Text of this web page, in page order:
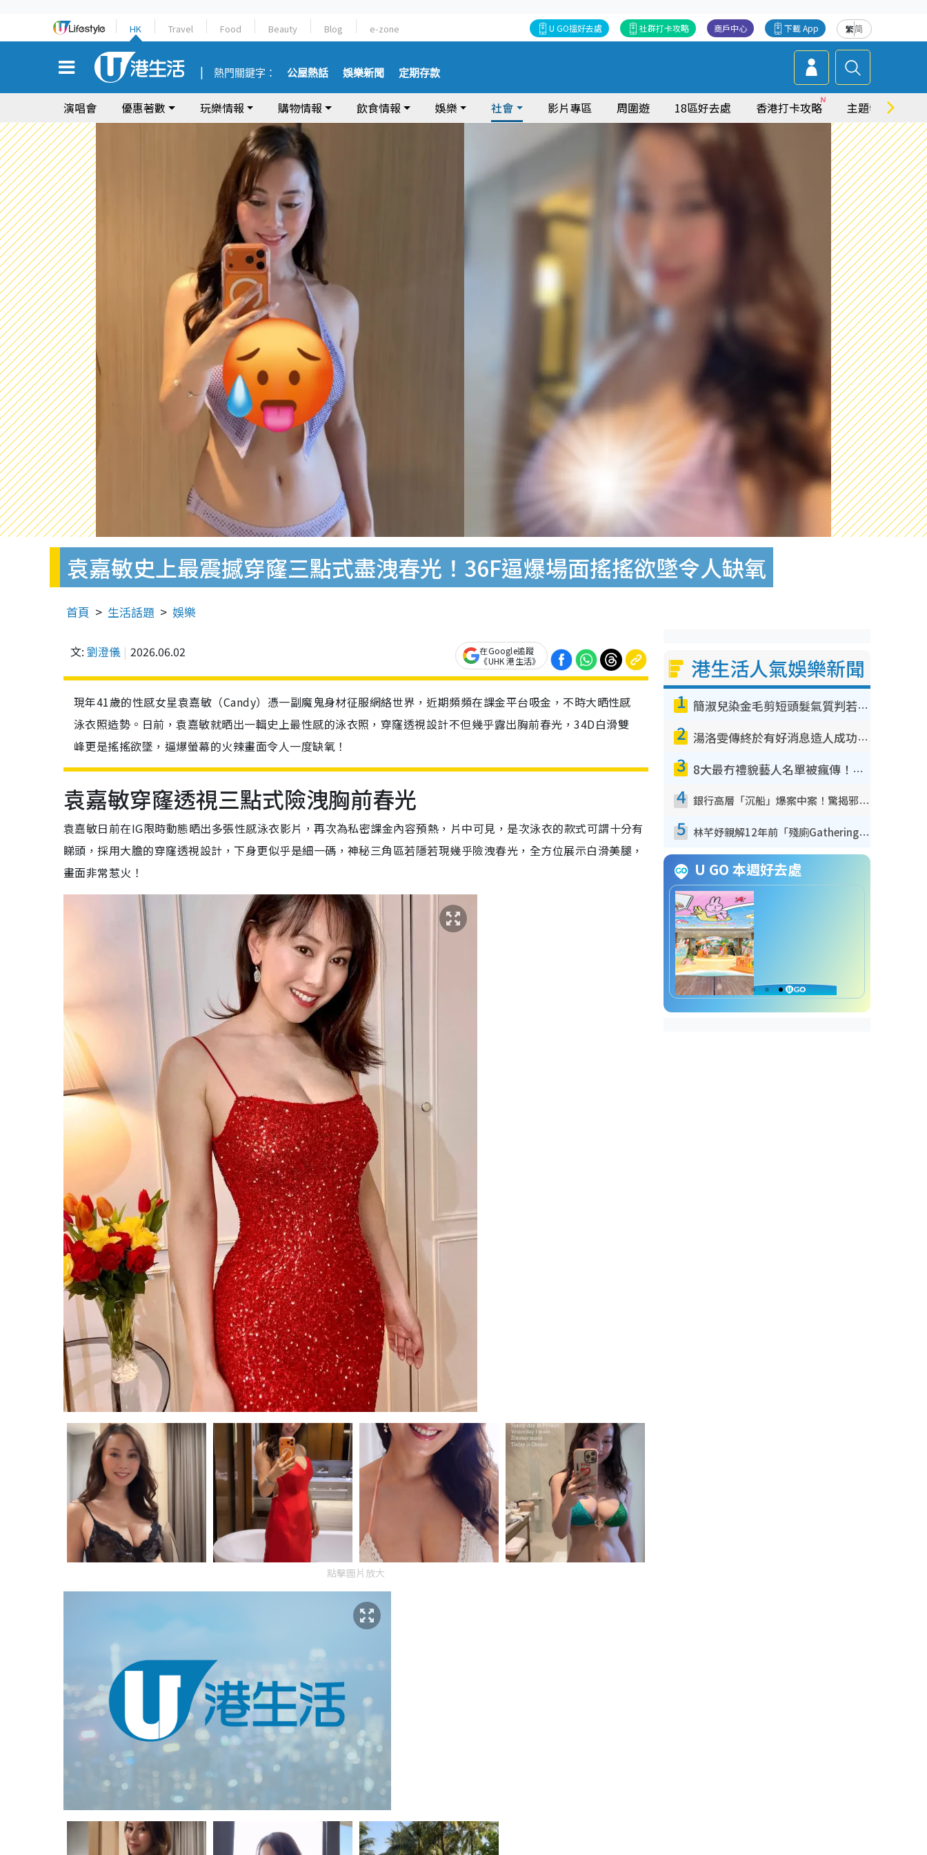
HK Travel Food Beauty Blog e-zone 繁简
下載 App
商戶中心
社群打卡攻略
U GO搵好去處
熱門關鍵字： 公屋熱話 娛樂新聞 定期存款
演唱會 優惠著數 玩樂情報 購物情報 飲食情報 娛樂 社會 影片專區 周圍遊 18區好去處 香港打卡攻略 主題特集
袁嘉敏史上最震撼穿窿三點式盡洩春光！36F逼爆場面搖搖欲墜令人缺氧
首頁 生活話題 娛樂
文: 劉澄儀 2026.06.02
在Google追蹤
《UHK 港生活》
現年41歲的性感女星袁嘉敏（Candy）憑一副魔鬼身材征服網絡世界，近期頻頻在課金平台吸金，不時大晒性感
泳衣照造勢。日前，袁嘉敏就晒出一輯史上最性感的泳衣照，穿窿透視設計不但幾乎露出胸前春光，34D白滑雙
峰更是搖搖欲墜，逼爆螢幕的火辣畫面令人一度缺氧！
袁嘉敏穿窿透視三點式險洩胸前春光
袁嘉敏日前在IG限時動態晒出多張性感泳衣影片，再次為私密課金內容預熱，片中可見，是次泳衣的款式可謂十分有
睇頭，採用大膽的穿窿透視設計，下身更似乎是細一碼，神秘三角區若隱若現幾乎險洩春光，全方位展示白滑美腿，
畫面非常惹火！
點擊圖片放大
港生活人氣娛樂新聞
1 簡淑兒染金毛剪短頭髮氣質判若兩人！嚇壞老公麥大力都認唔出：「你做咩事？」
2 湯洛雯傳終於有好消息造人成功！兩大細節曝孕味極濃惹猜測：大肚婆先會咁！
3 8大最冇禮貌藝人名單被瘋傳！網民揭發明星真面目 一致數臭呢位係無品天花板？
4 銀行高層「沉船」爆案中案！驚揭邪教洗腦操控賣淫被吞600萬 幕後黑手講多錯多
5 林芊妤親解12年前「殘廁Gathering」真相！高層解約一句話重創尊嚴至今拒返TVB
U GO 本週好去處